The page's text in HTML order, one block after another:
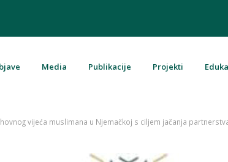
Media Publikacije Projekti
vijeća muslimana u Njemačkoj s ciljem jačanja